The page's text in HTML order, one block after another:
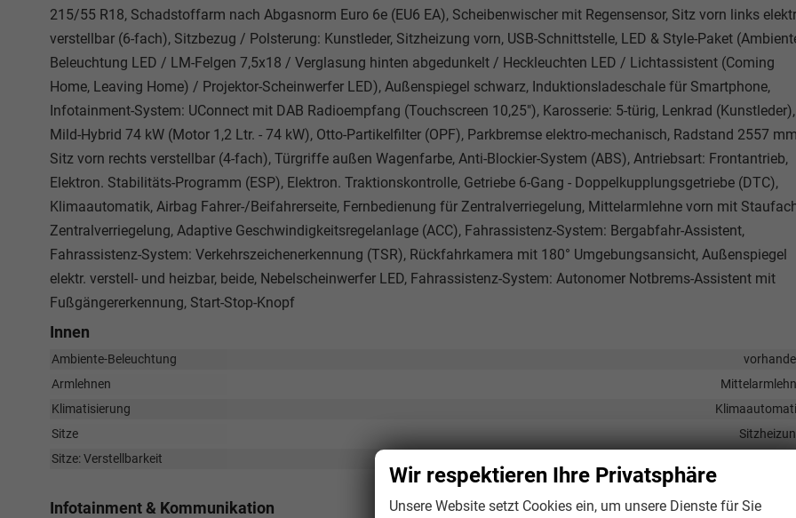
215/55 R18, Schadstoffarm nach Abgasnorm Euro 6e (EU6 EA), Scheibenwischer mit Regensensor, Sitz vorn links
verstellbar (6-fach), Sitzbezug / Polsterung: Kunstleder, Sitzheizung vorn, USB-Schnittstelle, LED & Style-Paket
Beleuchtung LED / LM-Felgen 7,5x18 / Verglasung hinten abgedunkelt / Heckleuchten LED / Lichtassistent (Coming
Home, Leaving Home) / Projektor-Scheinwerfer LED), Außenspiegel schwarz, Induktionsladeschale für Smartphone,
Infotainment-System: UConnect mit DAB Radioempfang (Touchscreen 10,25"), Karosserie: 5-türig, Lenkrad (Kunstleder),
Mild-Hybrid 74 kW (Motor 1,2 Ltr. - 74 kW), Otto-Partikelfilter (OPF), Parkbremse elektro-mechanisch, Radstand 2557
Sitz vorn rechts verstellbar (4-fach), Türgriffe außen Wagenfarbe, Anti-Blockier-System (ABS), Antriebsart: Frontantrieb,
Elektron. Stabilitäts-Programm (ESP), Elektron. Traktionskontrolle, Getriebe 6-Gang - Doppelkupplungsgetriebe (DTC),
Klimaautomatik, Airbag Fahrer-/Beifahrerseite, Fernbedienung für Zentralverriegelung, Mittelarmlehne vorn mit
Zentralverriegelung, Adaptive Geschwindigkeitsregelanlage (ACC), Fahrassistenz-System: Bergabfahr-Assistent,
Fahrassistenz-System: Verkehrszeichenerkennung (TSR), Rückfahrkamera mit 180° Umgebungsansicht, Außenspiegel
elektr. verstell- und heizbar, beide, Nebelscheinwerfer LED, Fahrassistenz-System: Autonomer Notbrems-Assistent mit
Fußgängererkennung, Start-Stop-Knopf
Innen
Ambiente-Beleuchtung
Armlehnen
Klimatisierung
Sitze
Sitze: Verstellbarkeit
Infotainment & Kommunikation
Wir respektieren Ihre Privatsphäre
Unsere Website setzt Cookies ein, um unsere Dienste für Sie